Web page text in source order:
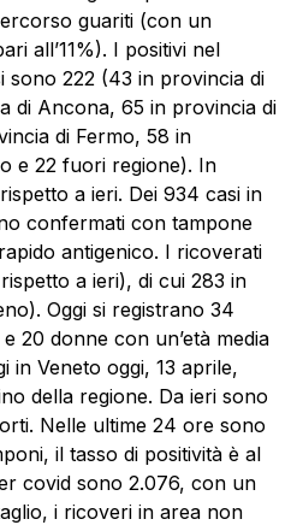
guariti (con un
all’11%). I positivi nel
sono 222 (43 in provincia di
di Ancona, 65 in provincia di
di Fermo, 58 in
e 22 fuori regione). In
a ieri. Dei 934 casi in
confermati con tampone
antigenico. I ricoverati
a ieri), di cui 283 in
Oggi si registrano 34
20 donne con un’età media
in Veneto oggi, 13 aprile,
della regione. Da ieri sono
Nelle ultime 24 ore sono
il tasso di positività è al
covid sono 2.076, con un
i ricoveri in area non